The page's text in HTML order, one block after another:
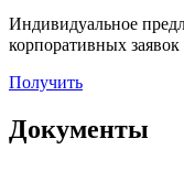
Индивидуальное
корпоративных заявок
Получить
Документы